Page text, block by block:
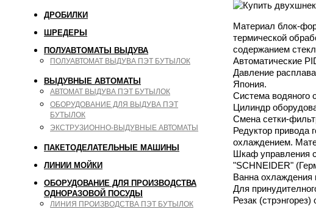
ДРОБИЛКИ
ШРЕДЕРЫ
ПОЛУАВТОМАТЫ ВЫДУВА
ПОЛУАВТОМАТ ВЫДУВА ПЭТ БУТЫЛОК
ВЫДУВНЫЕ АВТОМАТЫ
АВТОМАТ ВЫДУВА ПЭТ БУТЫЛОК
ОБОРУДОВАНИЕ ДЛЯ ВЫДУВА ПЭТ
БУТЫЛОК
ЭКСТРУЗИОННО-ВЫДУВНЫЕ АВТОМАТЫ
ПАКЕТОДЕЛАТЕЛЬНЫЕ МАШИНЫ
ЛИНИИ МОЙКИ
ОБОРУДОВАНИЕ ДЛЯ ПРОИЗВОДСТВА
ОДНОРАЗОВОЙ ПОСУДЫ
ЛИНИЯ ПРОИЗВОДСТВА ПЭТ БУТЫЛОК
Материал блок-
термической
содержанием
Автоматические
Давление
Япония.
Система водяного
Цилиндр
Смена сетки-
Редуктор привода
охлаждением.
Шкаф управления
"SCHNEIDER"
Ванна
Для
Резак